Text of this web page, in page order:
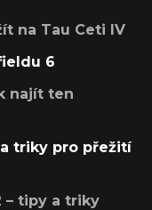
na Tau Ceti IV
6
najít ten
triky pro přežití
– tipy a triky